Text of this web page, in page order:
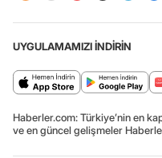
UYGULAMAMIZI İNDİRİN
Haberler.com: Türkiye’nin en
ve en güncel gelişmeler